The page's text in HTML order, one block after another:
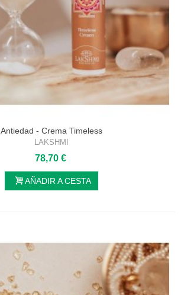
Antiedad - Crema Timeless
LAKSHMI
78,70 €
AÑADIR A CESTA